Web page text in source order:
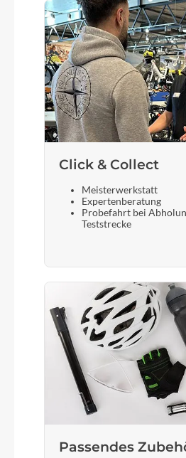
20 Zoll
i:SY Carrier
Enviolo Twist
Bremshebel
Tektro HD-
Schloss
Abus i:SY-Set
Akku- und Rahmenschloss
4750SL NR)
Steuersatz
i:SY Steuersatz
Sattel
Click & Collect
Meisterwerkstatt
Expertenberatung
Probefahrt bei
Teststrecke
Passendes